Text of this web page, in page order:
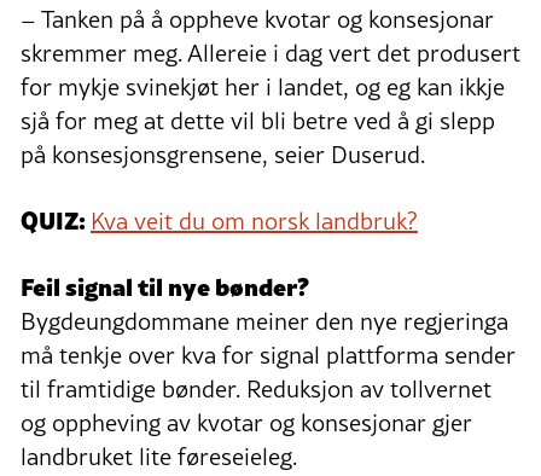
– Tanken på å oppheve kvotar og konsesjonar
skremmer meg. Allereie i dag vert det produsert
for mykje svinekjøt her i landet, og eg kan ikkje
sjå for meg at dette vil bli betre ved å gi slepp
på konsesjonsgrensene, seier Duserud.
QUIZ: Kva veit du om norsk landbruk?
Feil signal til nye bønder?
Bygdeungdommane meiner den nye regjeringa
må tenkje over kva for signal plattforma sender
til framtidige bønder. Reduksjon av tollvernet
og oppheving av kvotar og konsesjonar gjer
landbruket lite føreseieleg.